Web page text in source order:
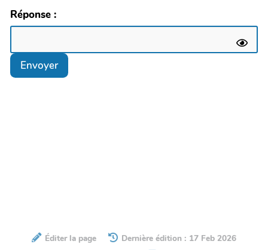
Réponse :
Envoyer
Éditer la page
Dernière édition : 17 Feb 2026